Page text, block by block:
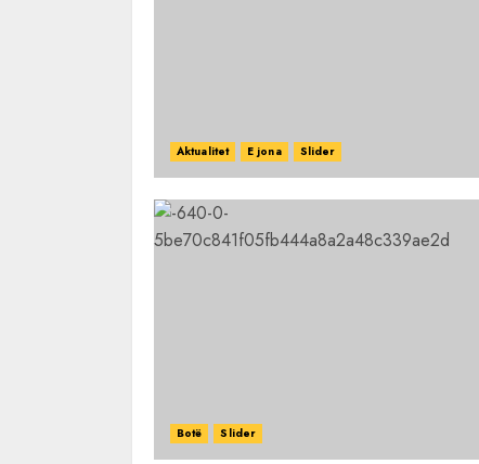
Aktualitet E jona Slider
Botë Slider